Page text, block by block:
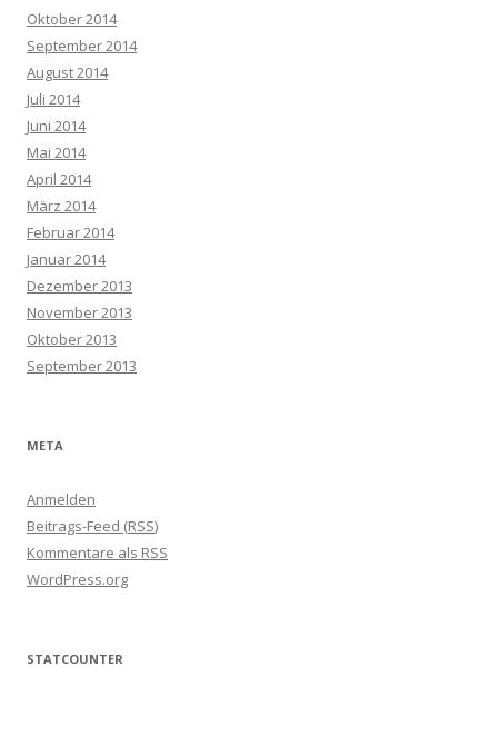
Oktober 2014
September 2014
August 2014
Juli 2014
Juni 2014
Mai 2014
April 2014
März 2014
Februar 2014
Januar 2014
Dezember 2013
November 2013
Oktober 2013
September 2013
META
Anmelden
Beitrags-Feed (RSS)
Kommentare als RSS
WordPress.org
STATCOUNTER